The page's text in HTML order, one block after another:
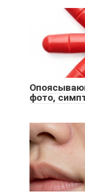
фото,